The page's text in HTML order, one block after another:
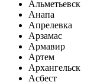
Альметьевск
Анапа
Апрелевка
Арзамас
Армавир
Артем
Архангельск
Асбест